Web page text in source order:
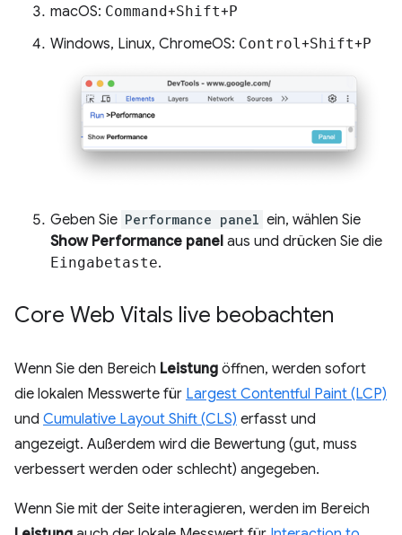
macOS: Command+Shift+P
Windows, Linux, ChromeOS: Control+Shift+P
Geben Sie Performance panel ein, wählen Sie
Show Performance panel aus und drücken Sie die
Eingabetaste.
Core Web Vitals live beobachten
Wenn Sie den Bereich Leistung öffnen, werden sofort
die lokalen Messwerte für Largest Contentful Paint (LCP)
und Cumulative Layout Shift (CLS) erfasst und
angezeigt. Außerdem wird die Bewertung (gut, muss
verbessert werden oder schlecht) angegeben.
Wenn Sie mit der Seite interagieren, werden im Bereich